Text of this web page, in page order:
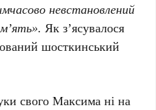
невстановлений
Як з’ясувалося
шосткинський
свого Максима ні на